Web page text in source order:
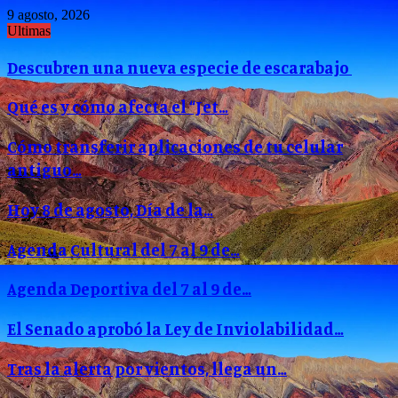
9 agosto, 2026
Ultimas
Descubren una nueva especie de escarabajo
Qué es y cómo afecta el “Jet…
Cómo transferir aplicaciones de tu celular
antiguo…
Hoy 8 de agosto, Día de la…
Agenda Cultural del 7 al 9 de…
Agenda Deportiva del 7 al 9 de…
El Senado aprobó la Ley de Inviolabilidad…
Tras la alerta por vientos, llega un…